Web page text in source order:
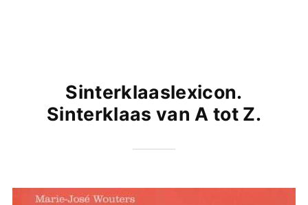
Sinterklaaslexicon.
Sinterklaas van A tot Z.